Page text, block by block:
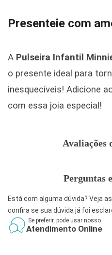
Presenteie com
A Pulseira Infantil
o presente ideal para
inesquecíveis! Adicione
com essa joia especial!
Avaliações
Perguntas
Está com alguma dúvida? Veja
confira se sua dúvida já foi
Se preferir, pode usar nosso
Atendimento Online